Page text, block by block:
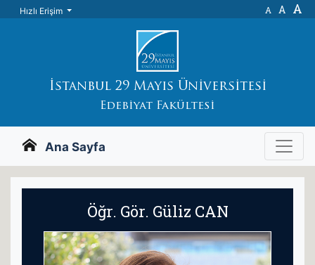
Hızlı Erişim A A A
İstanbul 29 Mayıs Üniversitesi
Edebiyat Fakültesi
Ana Sayfa
Öğr. Gör. Güliz CAN